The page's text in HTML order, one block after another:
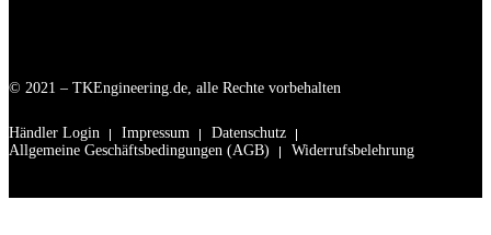
© 2021 – TKEngineering.de, alle Rechte vorbehalten
Händler Login Impressum
Datenschutz
Allgemeine Geschäftsbedingungen (AGB)
Widerrufsbelehrung